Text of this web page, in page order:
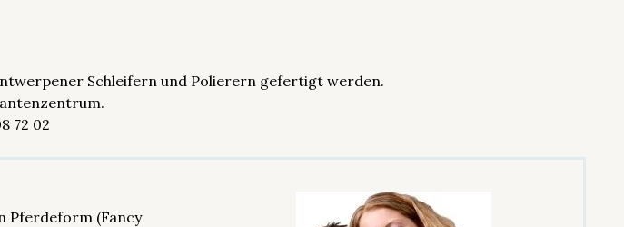
Schleifern und Polierern gefertigt werden.
72 02
Pferdeform (Fancy